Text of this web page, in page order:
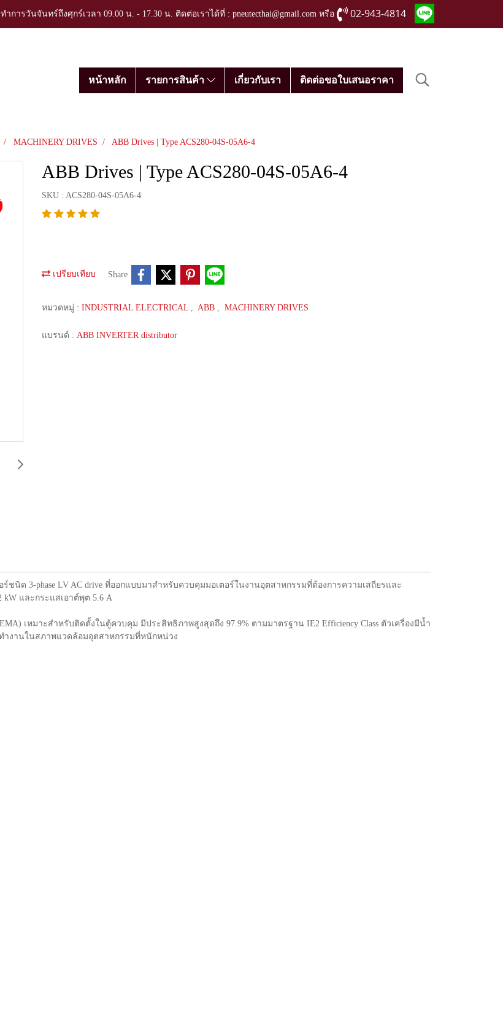
ำการวันจันทร์ถึงศุกร์เวลา 09.00 น. - 17.30 น. ติดต่อเราได้ที่ : pneutecthai@gmail.com หรือ 02-943-4814
หน้าหลัก รายการสินค้า เกี่ยวกับเรา ติดต่อขอใบเสนอราคา
MACHINERY DRIVES ABB Drives | Type ACS280-04S-05A6-4
ABB Drives | Type ACS280-04S-05A6-4
SKU : ACS280-04S-05A6-4
เปรียบเทียบ Share
หมวดหมู่ : INDUSTRIAL ELECTRICAL , ABB , MACHINERY DRIVES
แบรนด์ : ABB INVERTER distributor
ร์ชนิด 3-phase LV AC drive ที่ออกแบบมาสำหรับควบคุมมอเตอร์ในงานอุตสาหกรรมที่ต้องการความเสถียรและ
และกระแสเอาต์พุต 5.6 A
เหมาะสำหรับติดตั้งในตู้ควบคุม มีประสิทธิภาพสูงสุดถึง 97.9% ตามมาตรฐาน IE2 Efficiency Class ตัวเครื่องมีน้ำ
ำงานในสภาพแวดล้อมอุตสาหกรรมที่หนักหน่วง